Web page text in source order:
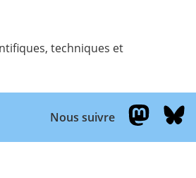
techniques et
Nous suivre